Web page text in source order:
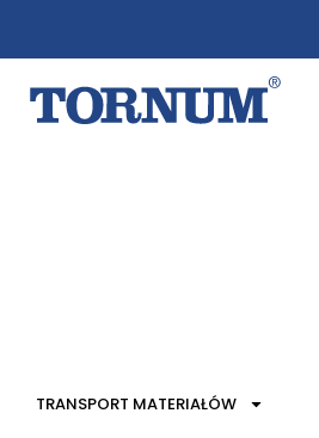
TRANSPORT MATERIAŁÓW